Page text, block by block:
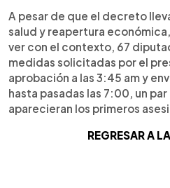
A pesar de que el decreto
salud y reapertura
ver con el contexto, 67
medidas solicitadas por el
aprobación a las 3:45 am y
hasta pasadas las 7:00, un
aparecieran los primeros
REGRESAR A